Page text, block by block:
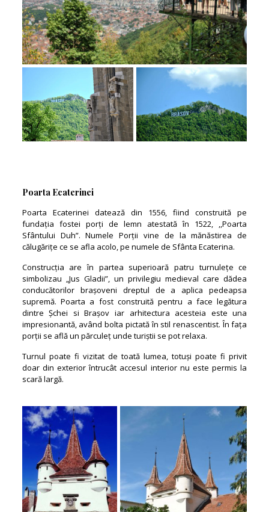
Poarta Ecaterinei
Poarta Ecaterinei datează din 1556, fiind construită pe
fundația fostei porți de lemn atestată în 1522, ,,Poarta
Sfântului Duh”. Numele Porții vine de la mănăstirea de
călugărițe ce se afla acolo, pe numele de Sfânta Ecaterina.
Construcția are în partea superioară patru turnulețe ce
simbolizau „Jus Gladii”, un privilegiu medieval care dădea
conducătorilor brașoveni dreptul de a aplica pedeapsa
supremă. Poarta a fost construită pentru a face legătura
dintre Șchei si Brașov iar arhitectura acesteia este una
impresionantă, având bolta pictată în stil renascentist. În fața
porții se află un părculeț unde turiștii se pot relaxa.
Turnul poate fi vizitat de toată lumea, totuși poate fi privit
doar din exterior întrucât accesul interior nu este permis la
scară largă.